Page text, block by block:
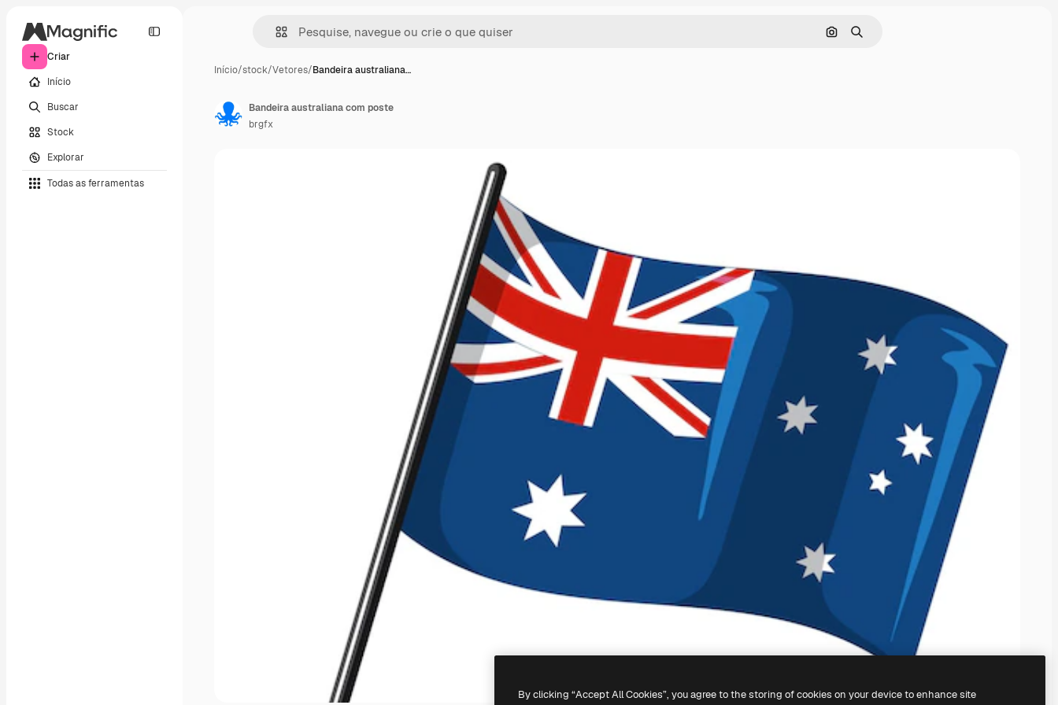
Criar
Início
Buscar
Stock
Explorar
Todas as ferramentas
Pesquisar por imagem
Buscar
Início/stock/Vetores/Bandeira australiana…
Bandeira australiana com poste
brgfx
By clicking “Accept All Cookies”, you agree to the storing of cookies on your device to enhance site